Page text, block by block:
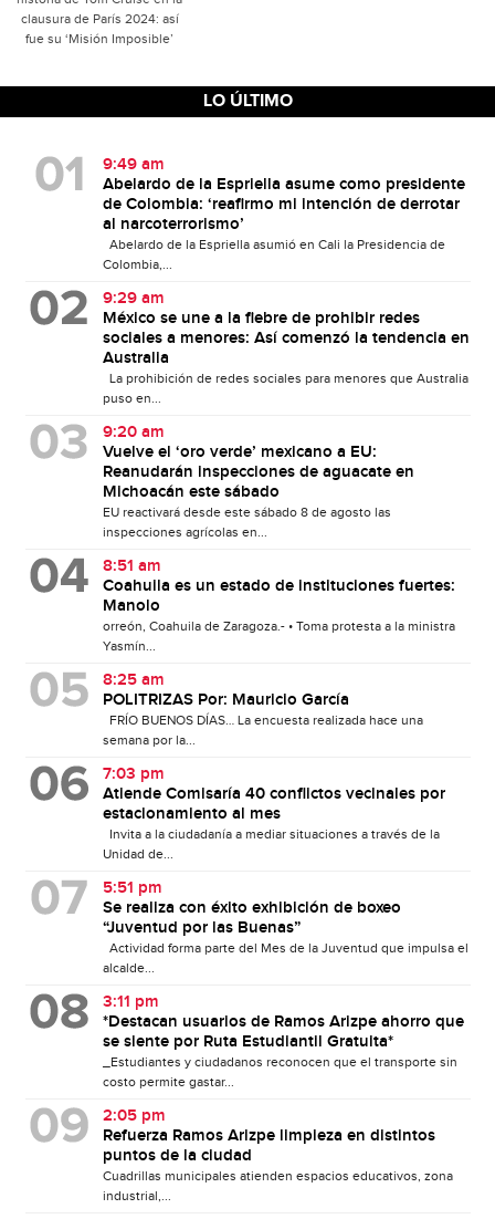
clausura de París 2024: así
fue su ‘Misión Imposible’
LO ÚLTIMO
9:49 am
Abelardo de la Espriella asume como presidente
de Colombia: ‘reafirmo mi intención de derrotar
al narcoterrorismo’
Abelardo de la Espriella asumió en Cali la Presidencia de
Colombia,...
9:29 am
México se une a la fiebre de prohibir redes
sociales a menores: Así comenzó la tendencia en
Australia
La prohibición de redes sociales para menores que Australia
puso en...
9:20 am
Vuelve el ‘oro verde’ mexicano a EU:
Reanudarán inspecciones de aguacate en
Michoacán este sábado
EU reactivará desde este sábado 8 de agosto las
inspecciones agrícolas en...
8:51 am
Coahuila es un estado de instituciones fuertes:
Manolo
orreón, Coahuila de Zaragoza.- • Toma protesta a la ministra
Yasmín...
8:25 am
POLITRIZAS Por: Mauricio García
FRÍO BUENOS DÍAS… La encuesta realizada hace una
semana por la...
7:03 pm
Atiende Comisaría 40 conflictos vecinales por
estacionamiento al mes
Invita a la ciudadanía a mediar situaciones a través de la
Unidad de...
5:51 pm
Se realiza con éxito exhibición de boxeo
“Juventud por las Buenas”
Actividad forma parte del Mes de la Juventud que impulsa el
alcalde...
3:11 pm
*Destacan usuarios de Ramos Arizpe ahorro que
se siente por Ruta Estudiantil Gratuita*
_Estudiantes y ciudadanos reconocen que el transporte sin
costo permite gastar...
2:05 pm
Refuerza Ramos Arizpe limpieza en distintos
puntos de la ciudad
Cuadrillas municipales atienden espacios educativos, zona
industrial,...